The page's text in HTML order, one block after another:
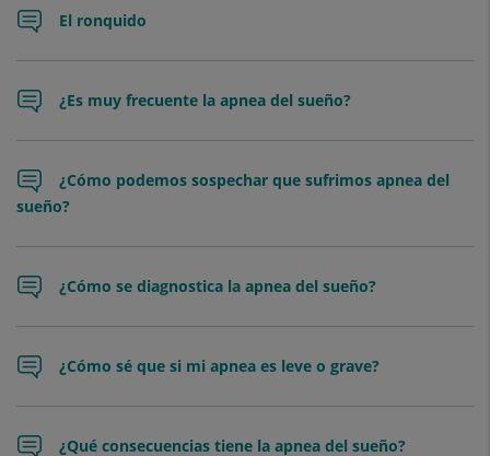
El ronquido
¿Es muy frecuente la apnea del sueño?
¿Cómo podemos sospechar que sufrimos apnea del
sueño?
¿Cómo se diagnostica la apnea del sueño?
¿Cómo sé que si mi apnea es leve o grave?
¿Qué consecuencias tiene la apnea del sueño?